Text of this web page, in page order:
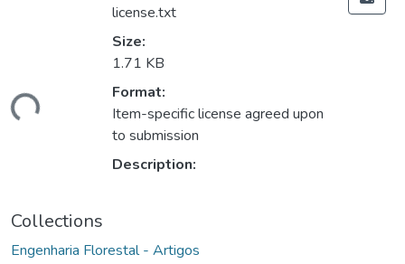
license.txt
Size:
1.71 KB
Format:
Item-specific license agreed upon
to submission
Description:
Collections
Engenharia Florestal - Artigos